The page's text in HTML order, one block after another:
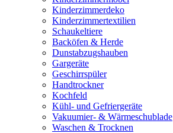
Kinderzimmerdeko
Kinderzimmertextilien
Schaukeltiere
Backöfen & Herde
Dunstabzugshauben
Gargeräte
Geschirrspüler
Handtrockner
Kochfeld
Kühl- und Gefriergeräte
Vakuumier- & Wärmeschublade
Waschen & Trocknen